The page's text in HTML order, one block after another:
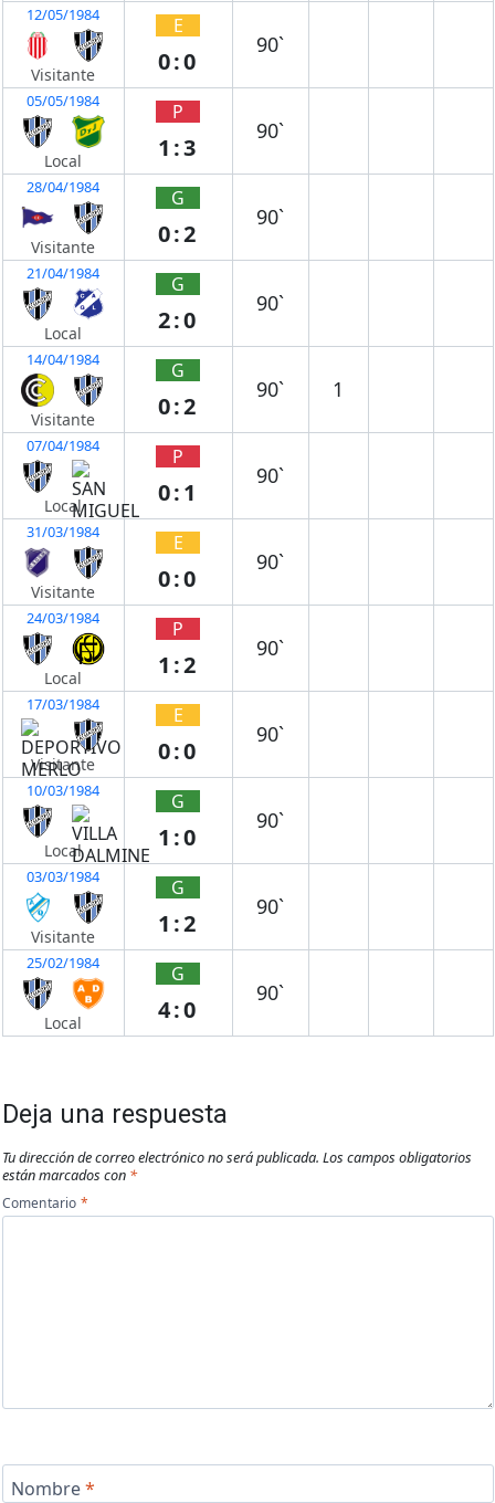
12/05/1984
Visitante
E
0:0
90`
05/05/1984
Local
P
1:3
90`
28/04/1984
Visitante
G
0:2
90`
21/04/1984
Local
G
2:0
90`
14/04/1984
Visitante
G
0:2
90` 1
07/04/1984
Local
P
0:1
90`
31/03/1984
Visitante
E
0:0
90`
24/03/1984
Local
P
1:2
90`
17/03/1984
Visitante
E
0:0
90`
10/03/1984
Local
G
1:0
90`
03/03/1984
Visitante
G
1:2
90`
25/02/1984
Local
G
4:0
90`
Deja una respuesta
Tu dirección de correo electrónico no será publicada. Los campos obligatorios
están marcados con *
Comentario *
Nombre*